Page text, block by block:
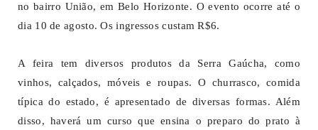
no bairro União, em Belo Horizonte. O evento ocorre até o
dia 10 de agosto. Os ingressos custam R$6.
A feira tem diversos produtos da Serra Gaúcha, como
vinhos, calçados, móveis e roupas. O churrasco, comida
típica do estado, é apresentado de diversas formas. Além
disso, haverá um curso que ensina o preparo do prato à